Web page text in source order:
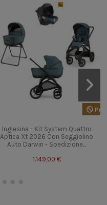
Inglesina - Kit System Quattro
Aptica Xt 2026 Con Seggiolino
Auto Darwin - Spedizione...
1.149,00 €